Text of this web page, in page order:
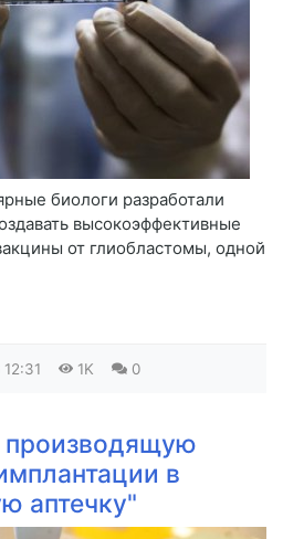
биологи разработали
высокоэффективные
от глиобластомы, одной
12:31 1K 0
в
аптечку"